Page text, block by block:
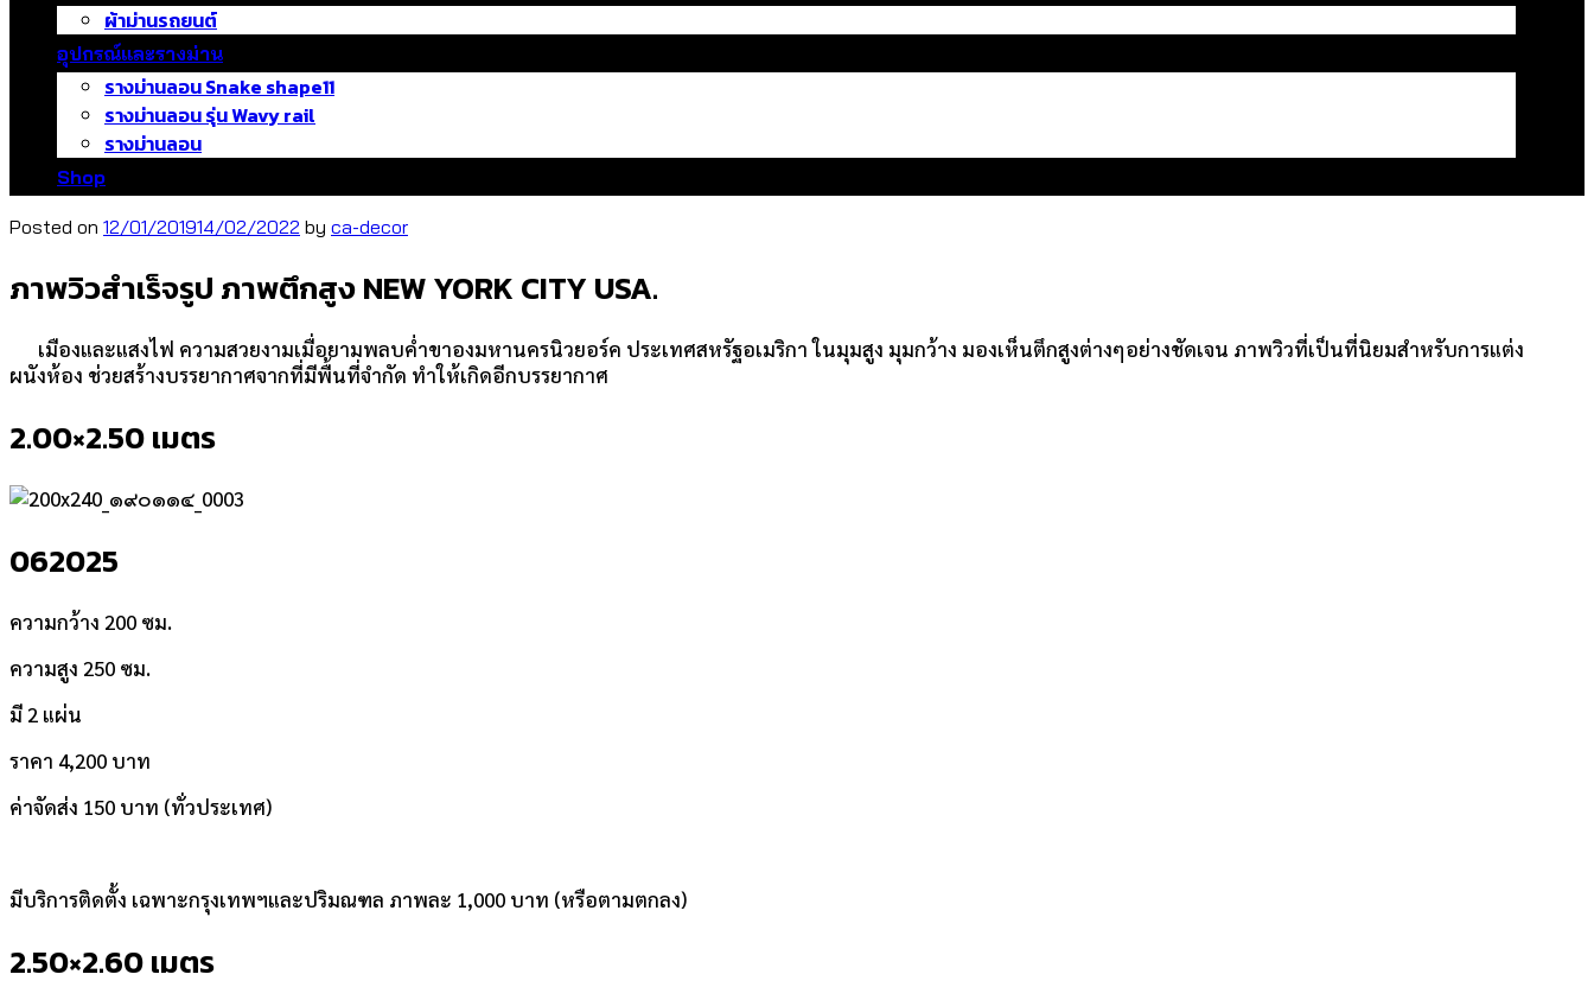
ผ้าม่านรถยนต์
อุปกรณ์และรางม่าน
รางม่านลอน Snake shape11
รางม่านลอน รุ่น Wavy rail
รางม่านลอน
Shop
Posted on 12/01/201914/02/2022 by ca-decor
ภาพวิวสำเร็จรูป ภาพตึกสูง NEW YORK CITY USA.
เมืองและแสงไฟ ความสวยงามเมื่อยามพลบค่ำขาองมหานครนิวยอร์ค ประเทศสหรัฐอเมริกา ในมุมสูง มุมกว้าง มองเห็นตึกสูงต่างๆอย่างชัดเจน ภาพวิวที่เป็นที่นิยมสำหรับการแต่ง
ผนังห้อง ช่วยสร้างบรรยากาศจากที่มีพื้นที่จำกัด ทำให้เกิดอีกบรรยากาศ
2.00×2.50 เมตร
062025
ความกว้าง 200 ซม.
ความสูง 250 ซม.
มี 2 แผ่น
ราคา 4,200 บาท
ค่าจัดส่ง 150 บาท (ทั่วประเทศ)
มีบริการติดตั้ง เฉพาะกรุงเทพฯและปริมณฑล ภาพละ 1,000 บาท (หรือตามตกลง)
2.50×2.60 เมตร